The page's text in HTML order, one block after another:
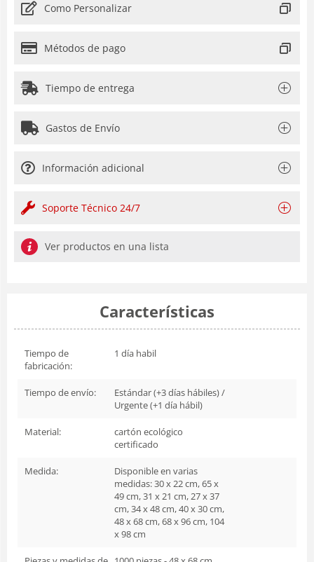
Como Personalizar
Métodos de pago
Tiempo de entrega
Gastos de Envío
Información adicional
Soporte Técnico 24/7
Ver productos en una lista
Características
Tiempo de
fabricación:
1 día habil
Tiempo de envío:
Estándar (+3 días hábiles) /
Urgente (+1 día hábil)
Material:
cartón ecológico
certificado
Medida:
Disponible en varias
medidas: 30 x 22 cm, 65 x
49 cm, 31 x 21 cm, 27 x 37
cm, 34 x 48 cm, 40 x 30 cm,
48 x 68 cm, 68 x 96 cm, 104
x 98 cm